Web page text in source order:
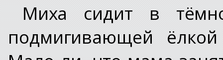
Миха сидит в
подмигивающей